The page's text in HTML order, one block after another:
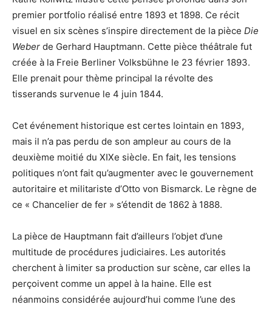
premier portfolio réalisé entre 1893 et 1898. Ce récit
visuel en six scènes s’inspire directement de la pièce Die
Weber de Gerhard Hauptmann. Cette pièce théâtrale fut
créée à la Freie Berliner Volksbühne le 23 février 1893.
Elle prenait pour thème principal la révolte des
tisserands survenue le 4 juin 1844.
Cet événement historique est certes lointain en 1893,
mais il n’a pas perdu de son ampleur au cours de la
deuxième moitié du XIXe siècle. En fait, les tensions
politiques n’ont fait qu’augmenter avec le gouvernement
autoritaire et militariste d’Otto von Bismarck. Le règne de
ce « Chancelier de fer » s’étendit de 1862 à 1888.
La pièce de Hauptmann fait d’ailleurs l’objet d’une
multitude de procédures judiciaires. Les autorités
cherchent à limiter sa production sur scène, car elles la
perçoivent comme un appel à la haine. Elle est
néanmoins considérée aujourd’hui comme l’une des